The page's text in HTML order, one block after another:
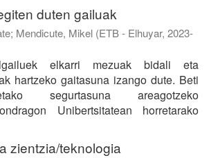
duten gailuak
; Mendicute, Mikel (ETB - Elhuyar, 2023-
elkarri mezuak bidali eta
hartzeko gaitasuna izango dute. Beti
segurtasuna areagotzeko
Unibertsitatean horretarako
zientzia/teknologia